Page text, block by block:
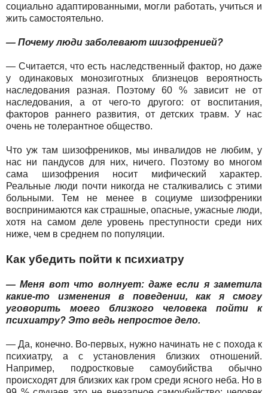
социально адаптированными, могли работать, учиться и
жить самостоятельно.
— Почему люди заболевают шизофренией?
— Считается, что есть наследственный фактор, но даже
у одинаковых монозиготных близнецов вероятность
наследования разная. Поэтому 60 % зависит не от
наследования, а от чего-то другого: от воспитания,
факторов раннего развития, от детских травм. У нас
очень не толерантное общество.
Что уж там шизофреников, мы инвалидов не любим, у
нас ни пандусов для них, ничего. Поэтому во многом
сама шизофрения носит мифический характер.
Реальные люди почти никогда не сталкивались с этими
больными. Тем не менее в социуме шизофреники
воспринимаются как страшные, опасные, ужасные люди,
хотя на самом деле уровень преступности среди них
ниже, чем в среднем по популяции.
Как убедить пойти к психиатру
— Меня вот что волнует: даже если я заметила
какие-то изменения в поведении, как я смогу
уговорить моего близкого человека пойти к
психиатру? Это ведь непростое дело.
— Да, конечно. Во-первых, нужно начинать не с похода к
психиатру, а с установления близких отношений.
Например, подростковые самоубийства обычно
происходят для близких как гром среди ясного неба. Но в